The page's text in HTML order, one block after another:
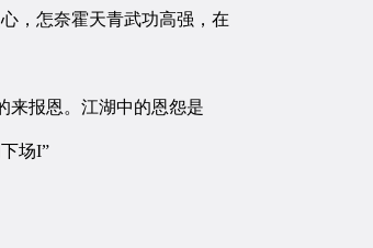
，怎奈霍天青武功高强，在
报恩。江湖中的恩怨是
场I”